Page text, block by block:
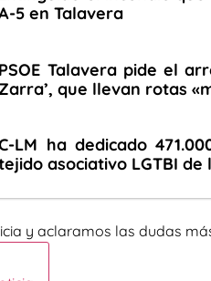
5 en Talavera
PSOE Talavera pide el
que llevan rotas
LM ha dedicado
asociativo LGTBI de
y aclaramos las dudas